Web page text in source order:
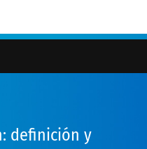
definición y